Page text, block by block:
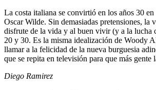
La costa italiana se convirtió en los años 30
Oscar Wilde. Sin demasiadas pretensiones,
disfrute de la vida y al buen vivir (y a la lucha
20 y 30. Es la misma idealización de Woody
llamar a la felicidad de la nueva burguesia
que se repita en televisión para que más gente
Diego Ramirez